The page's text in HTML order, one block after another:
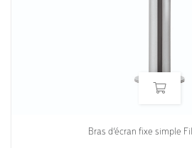
Bras d’écran fixe simple